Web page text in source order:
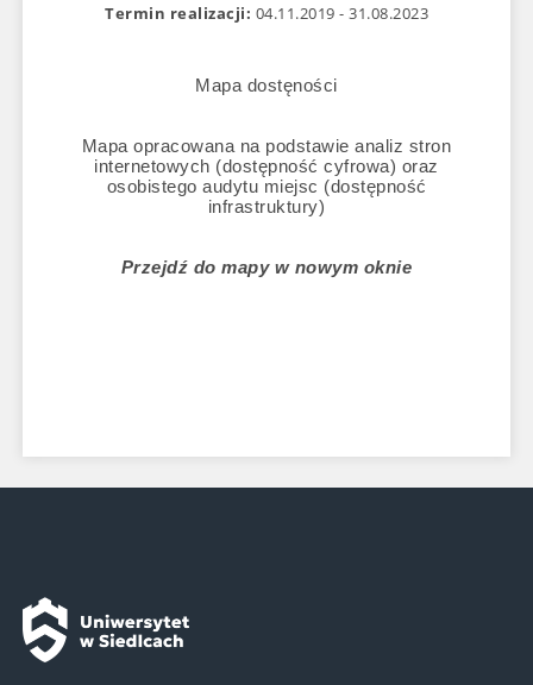
Termin realizacji: 04.11.2019 - 31.08.2023
Mapa dostęności
Mapa opracowana na podstawie analiz stron
internetowych (dostępność cyfrowa) oraz
osobistego audytu miejsc (dostępność
infrastruktury)
Przejdź do mapy w nowym oknie